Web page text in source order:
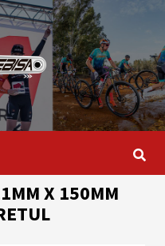
X 150MM